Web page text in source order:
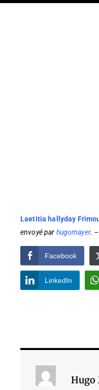
Laetitia hallyday
envoyé par hugomayer.
Facebook
LinkedIn
Hugo